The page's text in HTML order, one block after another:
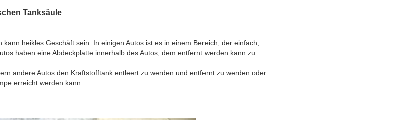
Tanksäule
kann heikles Geschäft sein. In einigen Autos ist es in einem Bereich, der einfach,
haben eine Abdeckplatte innerhalb des Autos, dem entfernt werden kann zu
andere Autos den Kraftstofftank entleert zu werden und entfernt zu werden oder
erreicht werden kann.